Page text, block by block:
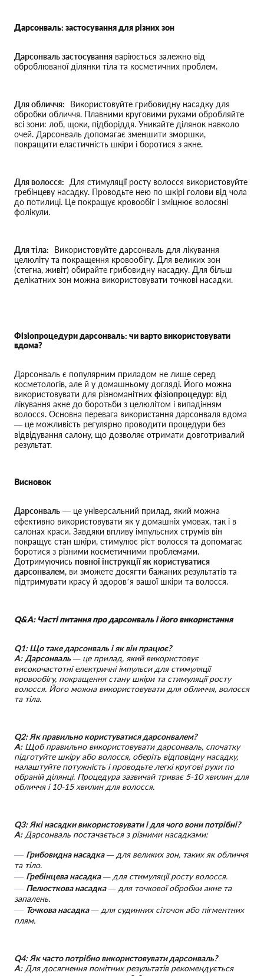
Дарсонваль: застосування для різних зон
Дарсонваль застосування варіюється залежно від
оброблюваної ділянки тіла та косметичних проблем.
Для обличчя: Використовуйте грибовидну насадку для
обробки обличчя. Плавними круговими рухами обробляйте
всі зони: лоб, щоки, підборіддя. Уникайте ділянок навколо
очей. Дарсонваль допомагає зменшити зморшки,
покращити еластичність шкіри і боротися з акне.
Для волосся: Для стимуляції росту волосся використовуйте
гребінцеву насадку. Проводьте нею по шкірі голови від чола
до потилиці. Це покращує кровообіг і зміцнює волосяні
фолікули.
Для тіла: Використовуйте дарсонваль для лікування
целюліту та покращення кровообігу. Для великих зон
(стегна, живіт) обирайте грибовидну насадку. Для більш
делікатних зон можна використовувати точкові насадки.
Фізіопроцедури дарсонваль: чи варто використовувати
вдома?
Дарсонваль є популярним приладом не лише серед
косметологів, але й у домашньому догляді. Його можна
використовувати для різноманітних фізіопроцедур: від
лікування акне до боротьби з целюлітом і випадінням
волосся. Основна перевага використання дарсонваля вдома
— це можливість регулярно проводити процедури без
відвідування салону, що дозволяє отримати довготривалий
результат.
Висновок
Дарсонваль — це універсальний прилад, який можна
ефективно використовувати як у домашніх умовах, так і в
салонах краси. Завдяки впливу імпульсних струмів він
покращує стан шкіри, стимулює ріст волосся та допомагає
боротися з різними косметичними проблемами.
Дотримуючись повної інструкції як користуватися
дарсонвалем, ви зможете досягти бажаних результатів та
підтримувати красу й здоров’я вашої шкіри та волосся.
Q&A: Часті питання про дарсонваль і його використання
Q1: Що таке дарсонваль і як він працює?
A: Дарсонваль — це прилад, який використовує
високочастотні електричні імпульси для стимуляції
кровообігу, покращення стану шкіри та стимуляції росту
волосся. Його можна використовувати для обличчя, волосся
та тіла.
Q2: Як правильно користуватися дарсонвалем?
A:Щоб правильно використовувати дарсонваль, спочатку
підготуйте шкіру або волосся, оберіть відповідну насадку,
налаштуйте потужність і проводьте легкі кругові рухи по
обраній ділянці. Процедура зазвичай триває 5-10 хвилин для
обличчя і 10-15 хвилин для волосся.
Q3: Які насадки використовувати і для чого вони потрібні?
A:Дарсонваль постачається з різними насадками:
Грибовидна насадка— для великих зон, таких як обличчя
та тіло.
Гребінцева насадка— для стимуляції росту волосся.
Пелюсткова насадка— для точкової обробки акне та
запалень.
Точкова насадка— для судинних сіточок або пігментних
плям.
Q4: Як часто потрібно використовувати дарсонваль?
A:Для досягнення помітних результатів рекомендується